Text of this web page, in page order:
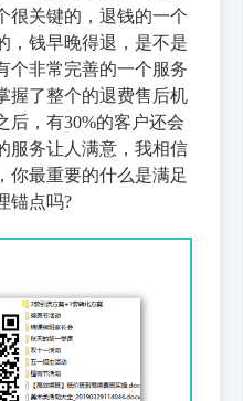
很关键的，退钱的一个
，钱早晚得退，是不是
个非常完善的一个服务
握了整个的退费售后机
后，有30%的客户还会
服务让人满意，我相信
你最重要的什么是满足
锚点吗?